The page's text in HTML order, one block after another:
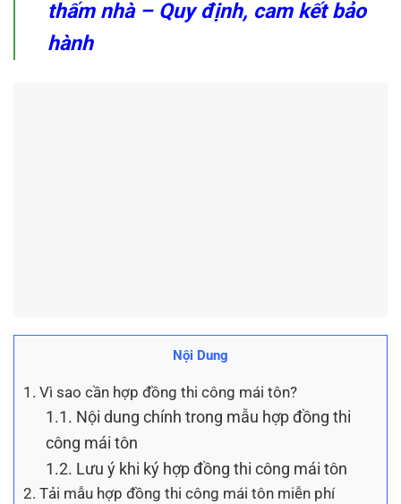
thấm nhà – Quy định, cam kết bảo
hành
Nội Dung
1. Vì sao cần hợp đồng thi công mái tôn?
1.1. Nội dung chính trong mẫu hợp đồng thi
công mái tôn
1.2. Lưu ý khi ký hợp đồng thi công mái tôn
2. Tải mẫu hợp đồng thi công mái tôn miễn phí